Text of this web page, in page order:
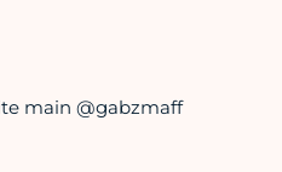
main @gabzmaff